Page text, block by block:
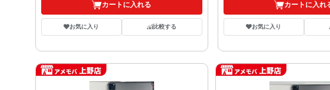
カートに入れる
お気に入り 比較する
カートに入れ
お気に入り